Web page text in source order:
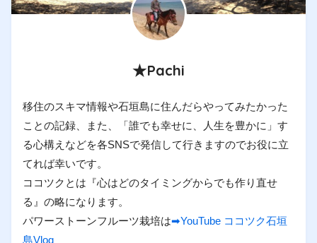
★Pachi
移住のスキマ情報や石垣島に住んだらやってみたかった
ことの記録、また、「誰でも幸せに、人生を豊かに」す
る心構えなどを各SNSで発信して行きますのでお役に立
てれば幸いです。
ココツクとは『心はどのタイミングからでも作り直せ
る』の略になります。
パワーストーンフルーツ栽培は➡YouTube ココツク石垣
島Vlog